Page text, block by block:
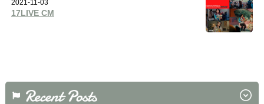
2021-11-03
17LIVE CM